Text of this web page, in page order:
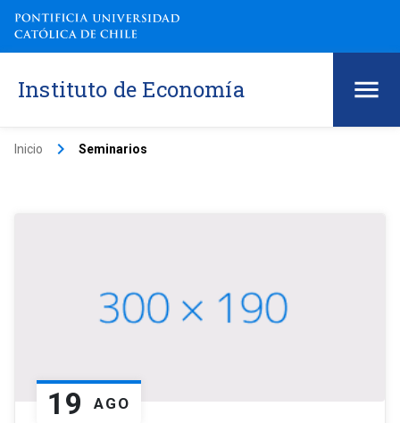
Instituto de Economía
Inicio keyboard_arrow_right Seminarios
19 AGO